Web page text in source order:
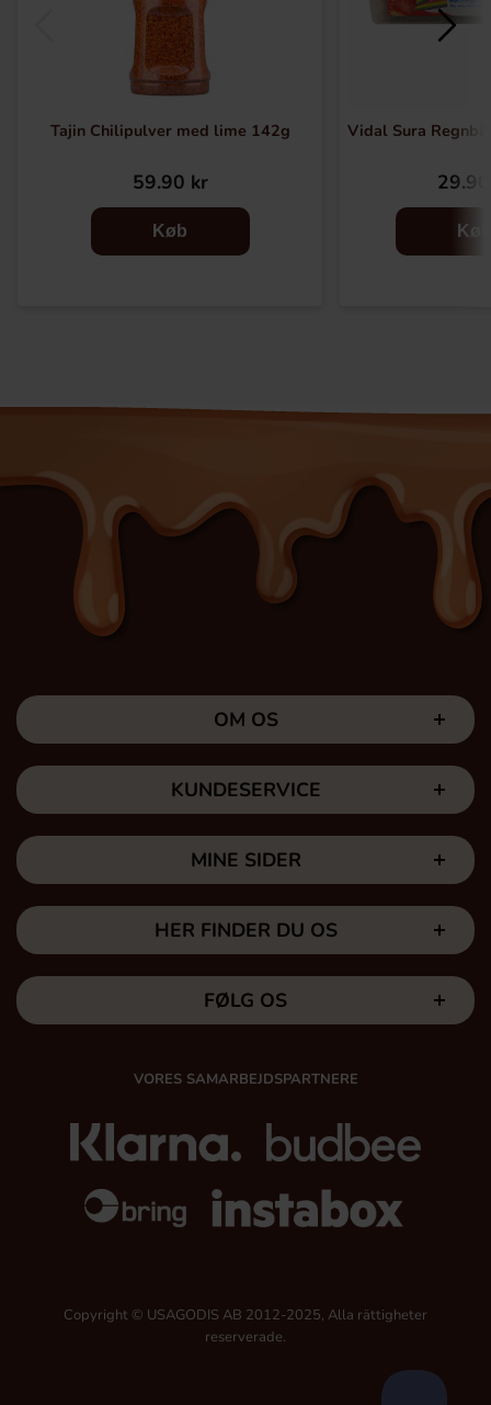
Tajin Chilipulver med lime 142g
59.90 kr
Køb
Vidal Sura
Køb
OM OS
KUNDESERVICE
MINE SIDER
HER FINDER DU OS
FØLG OS
VORES SAMARBEJDSPARTNERE
Copyright © USAGODIS AB 2012-2025, Alla rättigheter
reserverade.